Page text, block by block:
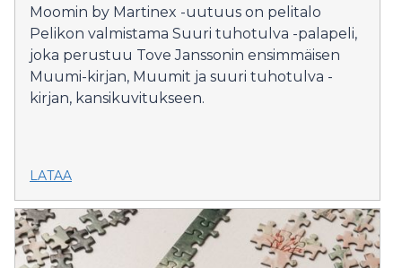
Moomin by Martinex -uutuus on pelitalo
Pelikon valmistama Suuri tuhotulva -palapeli,
joka perustuu Tove Janssonin ensimmäisen
Muumi-kirjan, Muumit ja suuri tuhotulva -
kirjan, kansikuvitukseen.
LATAA